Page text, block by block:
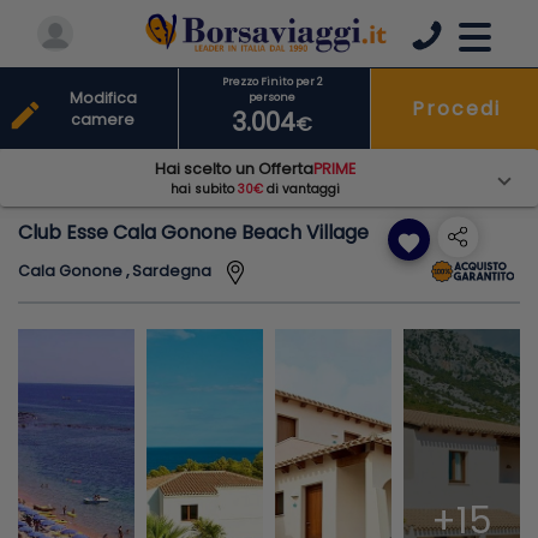
Club Esse Cala Gonone Beach Village favorite
Cala Gonone , Sardegna
+15
Prezzo Finito per 2
persone
3.004€
Procedi
edit
Modifica
camere
Hai scelto un OffertaPRIME
hai subito30€di vantaggi